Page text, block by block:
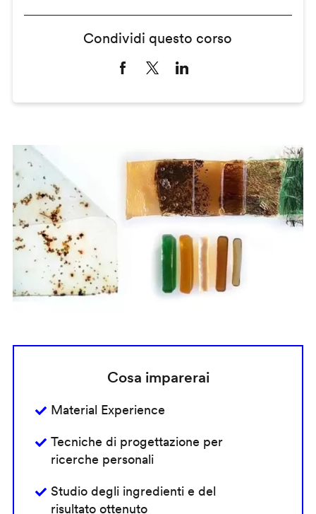
Condividi questo corso
Cosa imparerai
Material Experience
Tecniche di progettazione per
ricerche personali
Studio degli ingredienti e del
risultato ottenuto